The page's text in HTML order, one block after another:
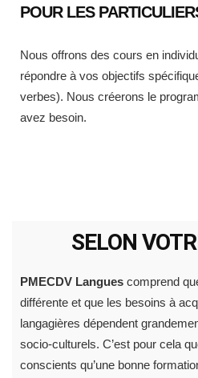
POUR LES
Nous offrons des cours en
répondre à vos objectifs
verbes). Nous créerons le
avez besoin.
SELON
PMECDV Langues comprend
différente et que les besoins à
langagières dépendent
socio-culturels. C’est pour cela
conscients qu’une bonne